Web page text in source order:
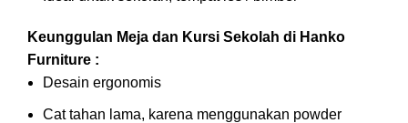
Keunggulan Meja dan Kursi Sekolah di Hanko
Furniture :
Desain ergonomis
Cat tahan lama, karena menggunakan powder